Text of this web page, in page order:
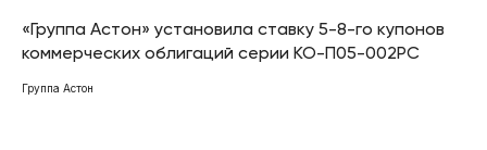
«Группа Астон» установила ставку 5-8-го купонов
коммерческих облигаций серии КО-П05-002РС
Группа Астон